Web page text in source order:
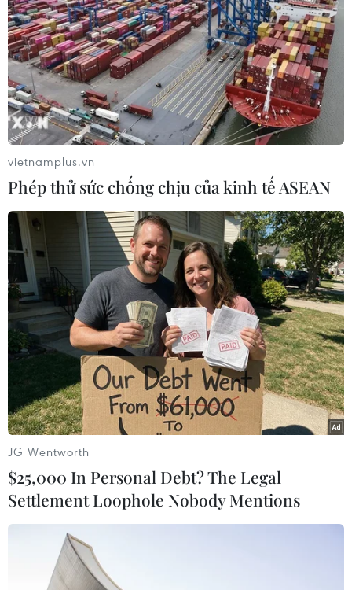
#Cục phòng chống HIV
#Liên hiệp các hội Khoa học và kỹ thuật
#Phòng chống HIV/AIDS
#Bảo hiểm y tế
#Người nhiễm HIV
Theo dõi VietnamPlus
TIN LIÊN QUAN
vietnamplus.vn
Phép thử sức chống chịu của kinh tế ASEAN
JG Wentworth
$25,000 In Personal Debt? The Legal
Settlement Loophole Nobody Mentions